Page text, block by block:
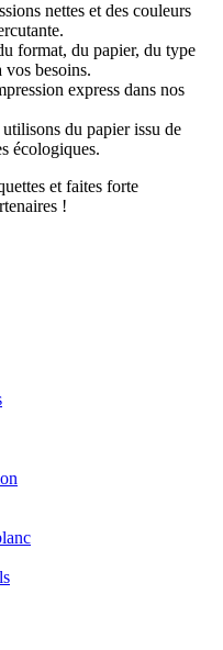
nettes et des couleurs
format, du papier, du type
vos besoins.
express dans nos
du papier issu de
écologiques.
et faites forte
!